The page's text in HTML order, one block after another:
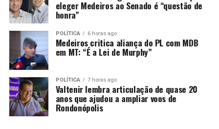
eleger Medeiros ao Senado é “questão de
honra”
POLÍTICA 6 horas ago
Medeiros critica aliança do PL com MDB
em MT: “É a Lei de Murphy”
POLÍTICA 7 horas ago
Valtenir lembra articulação de quase 20
anos que ajudou a ampliar voos de
Rondonópolis